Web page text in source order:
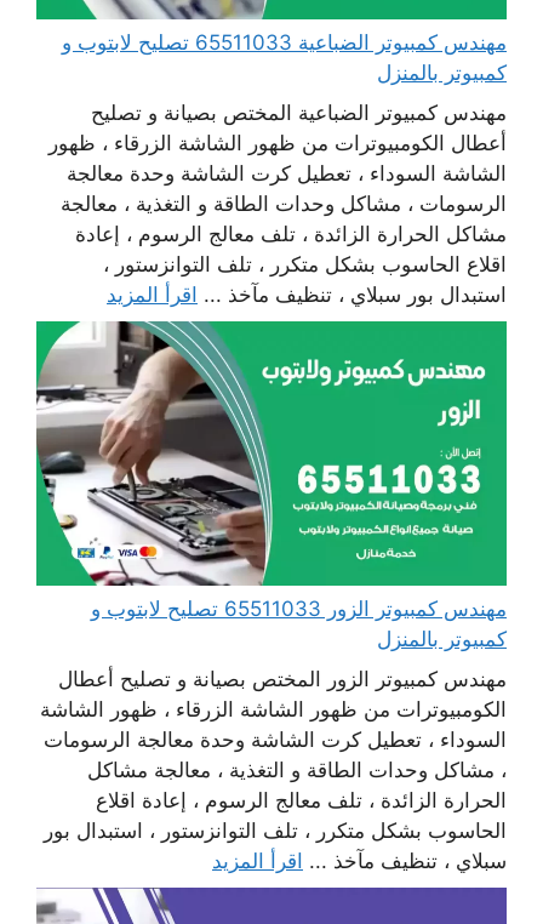
مهندس كمبيوتر الضباعية 65511033 تصليح لابتوب و
كمبيوتر بالمنزل
مهندس كمبيوتر الضباعية المختص بصيانة و تصليح
أعطال الكومبيوترات من ظهور الشاشة الزرقاء ، ظهور
الشاشة السوداء ، تعطيل كرت الشاشة وحدة معالجة
الرسومات ، مشاكل وحدات الطاقة و التغذية ، معالجة
مشاكل الحرارة الزائدة ، تلف معالج الرسوم ، إعادة
اقلاع الحاسوب بشكل متكرر ، تلف التوانزستور ،
استبدال بور سبلاي ، تنظيف مآخذ ... اقرأ المزيد
مهندس كمبيوتر الزور 65511033 تصليح لابتوب و
كمبيوتر بالمنزل
مهندس كمبيوتر الزور المختص بصيانة و تصليح أعطال
الكومبيوترات من ظهور الشاشة الزرقاء ، ظهور الشاشة
السوداء ، تعطيل كرت الشاشة وحدة معالجة الرسومات
، مشاكل وحدات الطاقة و التغذية ، معالجة مشاكل
الحرارة الزائدة ، تلف معالج الرسوم ، إعادة اقلاع
الحاسوب بشكل متكرر ، تلف التوانزستور ، استبدال بور
سبلاي ، تنظيف مآخذ ... اقرأ المزيد